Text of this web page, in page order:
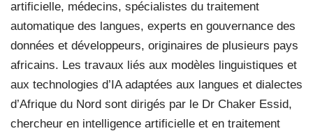
artificielle, médecins, spécialistes du traitement
automatique des langues, experts en gouvernance des
données et développeurs, originaires de plusieurs pays
africains. Les travaux liés aux modèles linguistiques et
aux technologies d’IA adaptées aux langues et dialectes
d’Afrique du Nord sont dirigés par le Dr Chaker Essid,
chercheur en intelligence artificielle et en traitement